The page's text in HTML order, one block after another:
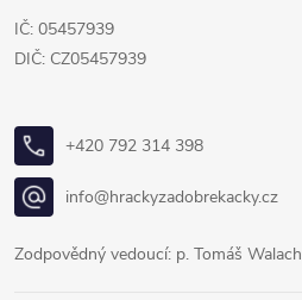
IČ: 05457939
DIČ: CZ05457939
+420 792 314 398
info@hrackyzadobrekacky.cz
Zodpovědný vedoucí: p. Tomáš Walach